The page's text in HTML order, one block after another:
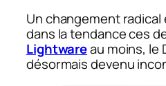
Un changement
dans la tendance ces
Lightwareau moins, le
désormais devenu